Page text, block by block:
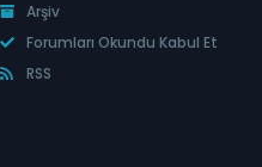
Arşiv
Forumları Okundu Kabul Et
RSS